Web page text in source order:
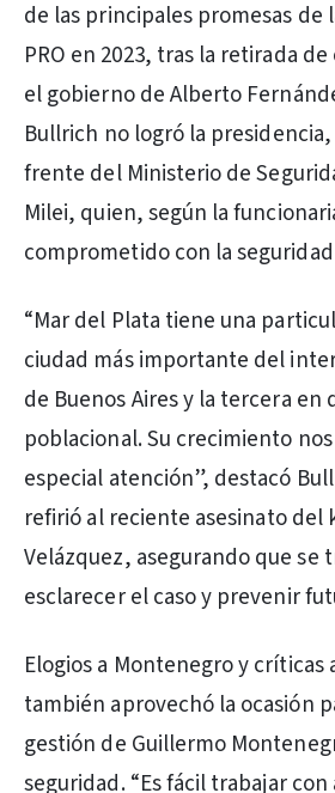
de las principales promesas de
PRO en 2023, tras la retirada
el gobierno de Alberto
Bullrich no logró la
frente del Ministerio de
Milei, quien, según la
comprometido con la
“Mar del Plata tiene una
ciudad más importante del
de Buenos Aires y la tercera en
poblacional. Su crecimiento
especial atención”, destacó
refirió al reciente asesinato del
Velázquez, asegurando que se
esclarecer el caso y prevenir
Elogios a Montenegro y críticas
también aprovechó la ocasión
gestión de Guillermo
seguridad. “Es fácil trabajar